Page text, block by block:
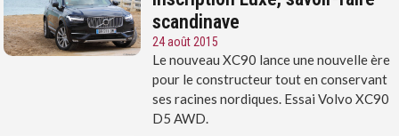
scandinave
24 août 2015
Le nouveau XC90 lance une nouvelle ère
pour le constructeur tout en conservant
ses racines nordiques. Essai Volvo XC90
D5 AWD.